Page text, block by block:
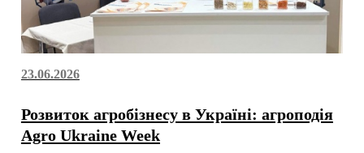
23.06.2026
Розвиток агробізнесу в Україні: агроподія
Agro Ukraine Week